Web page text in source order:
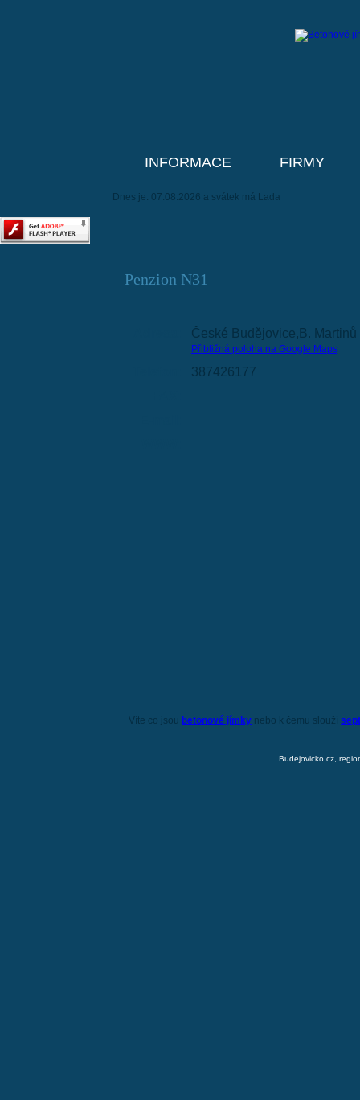
INFORMACE FIRMY
Dnes je: 07.08.2026 a svátek má Lada
Penzion N31
České Budějovice,B.
Přibližná poloha na Google Maps
387426177
Víte co jsou betonové jímky nebo k čemu slouží
Budejovicko.cz,